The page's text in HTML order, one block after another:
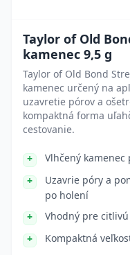
Taylor of Old
kamenec 9,5 g
Taylor of Old Bond
kamenec určený na
uzavretie pórov a
kompaktná forma
cestovanie.
Vlhčený
Uzavrie póry a
po holení
Vhodný pre
Kompaktná